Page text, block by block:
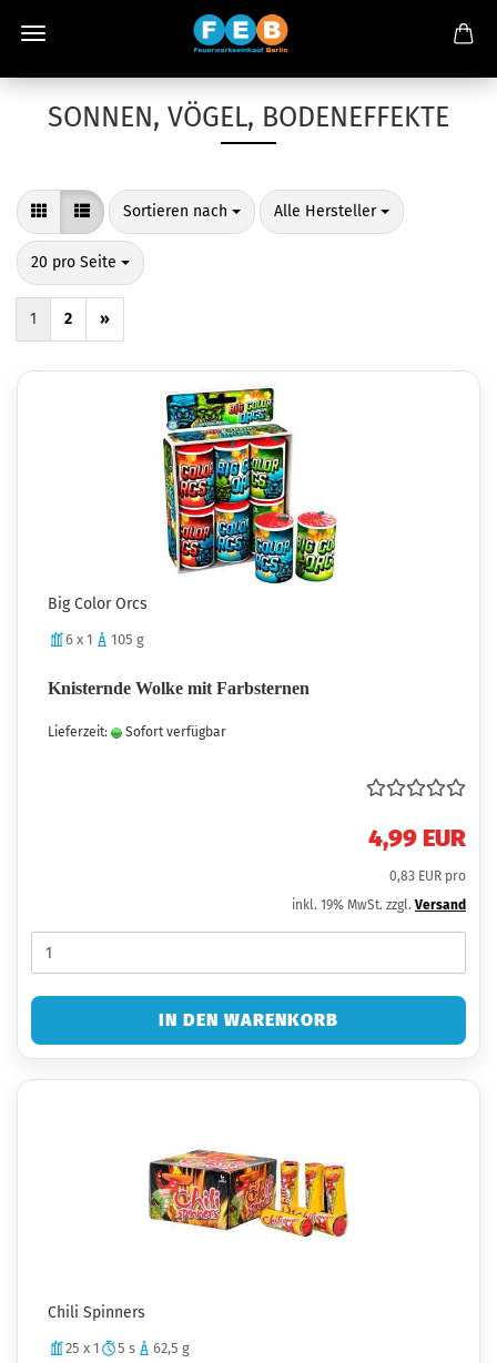
SONNEN, VÖGEL, BODENEFFEKTE
Sortieren nach
Sortieren nach Alle Hersteller
pro Seite
20 pro Seite
pro Seite
1 2 »
Big Color Orcs
6 x 1 105 g
Knisternde Wolke mit Farbsternen
Lieferzeit: Sofort verfügbar
4,99 EUR
0,83 EUR pro
inkl. 19% MwSt. zzgl. Versand
IN DEN WARENKORB
Chili Spinners
25 x 1 5 s 62,5 g